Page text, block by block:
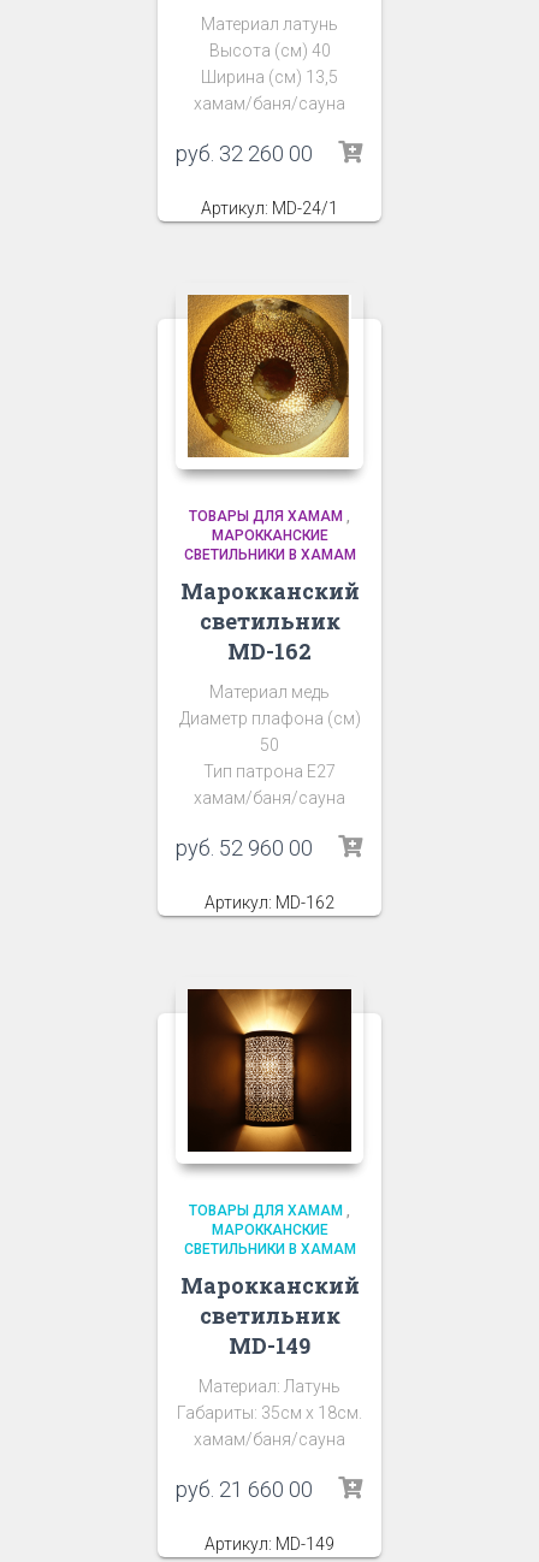
Материал латунь
Высота (см) 40
Ширина (см) 13,5
хамам/баня/сауна
руб. 32 260 00
Артикул: MD-24/1
ТОВАРЫ ДЛЯ ХАМАМ ,
МАРОККАНСКИЕ
СВЕТИЛЬНИКИ В ХАМАМ
Марокканский
светильник
MD-162
Материал медь
Диаметр плафона (см)
50
Тип патрона Е27
хамам/баня/сауна
руб. 52 960 00
Артикул: MD-162
ТОВАРЫ ДЛЯ ХАМАМ ,
МАРОККАНСКИЕ
СВЕТИЛЬНИКИ В ХАМАМ
Марокканский
светильник
MD-149
Материал: Латунь
Габариты: 35см х 18см.
хамам/баня/сауна
руб. 21 660 00
Артикул: MD-149